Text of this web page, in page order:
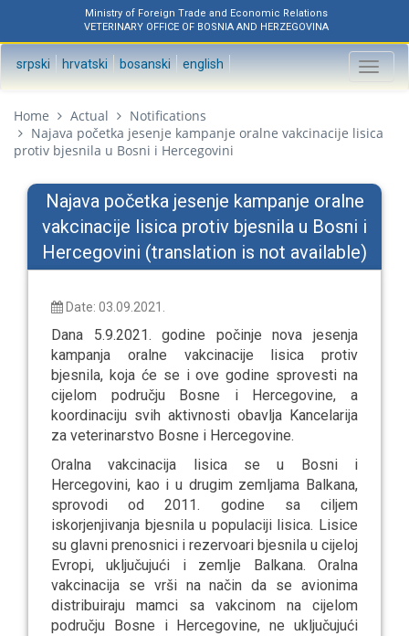
Ministry of Foreign Trade and Economic Relations
VETERINARY OFFICE OF BOSNIA AND HERZEGOVINA
srpski hrvatski bosanski english
Toggle
Home Actual
Notifications
Najava početka jesenje kampanje oralne vakcinacije lisica
protiv bjesnila u Bosni i Hercegovini
Najava početka jesenje kampanje oralne
vakcinacije lisica protiv bjesnila u Bosni i
Hercegovini (translation is not available)
Date: 03.09.2021.
Dana 5.9.2021. godine počinje nova jesenja
kampanja oralne vakcinacije lisica protiv
bjesnila, koja će se i ove godine sprovesti na
cijelom području Bosne i Hercegovine, a
koordinaciju svih aktivnosti obavlja Kancelarija
za veterinarstvo Bosne i Hercegovine.
Oralna vakcinacija lisica se u Bosni i
Hercegovini, kao i u drugim zemljama Balkana,
sprovodi od 2011. godine sa ciljem
iskorjenjivanja bjesnila u populaciji lisica. Lisice
su glavni prenosnici i rezervoari bjesnila u cijeloj
Evropi, uključujući i zemlje Balkana. Oralna
vakcinacija se vrši na način da se avionima
distribuiraju mamci sa vakcinom na cijelom
području Bosne i Hercegovine, ne uključujući